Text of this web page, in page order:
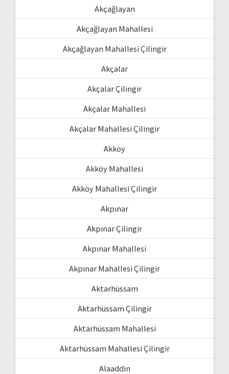
Akçağlayan
Akçağlayan Mahallesi
Akçağlayan Mahallesi Çilingir
Akçalar
Akçalar Çilingir
Akçalar Mahallesi
Akçalar Mahallesi Çilingir
Akköy
Akköy Mahallesi
Akköy Mahallesi Çilingir
Akpınar
Akpınar Çilingir
Akpınar Mahallesi
Akpınar Mahallesi Çilingir
Aktarhüssam
Aktarhüssam Çilingir
Aktarhüssam Mahallesi
Aktarhüssam Mahallesi Çilingir
Alaaddin